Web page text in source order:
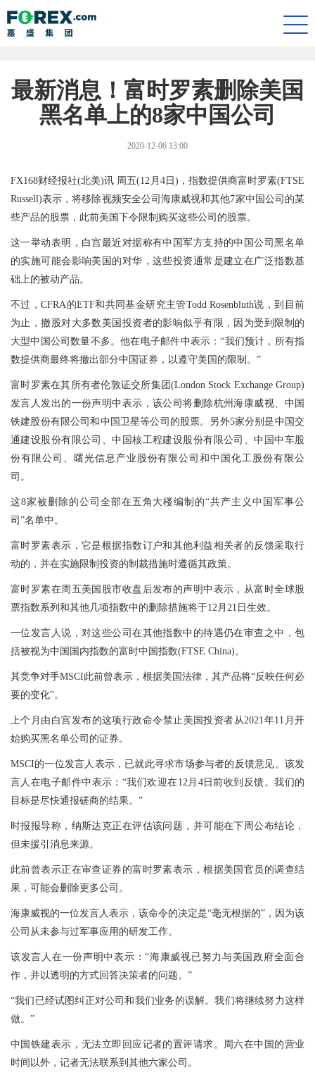
最新消息！富时罗素删除美国
黑名单上的8家中国公司
2020-12-06 13:00
FX168财经报社(北美)讯 周五(12月4日)，指数提供商富时罗素(FTSE
Russell)表示，将移除视频安全公司海康威视和其他7家中国公司的某
些产品的股票，此前美国下令限制购买这些公司的股票。
这一举动表明，白宫最近对据称有中国军方支持的中国公司黑名单
的实施可能会影响美国的对华，这些投资通常是建立在广泛指数基
础上的被动产品。
不过，CFRA的ETF和共同基金研究主管Todd Rosenbluth说，到目前
为止，撤股对大多数美国投资者的影响似乎有限，因为受到限制的
大型中国公司数量不多。他在电子邮件中表示：“我们预计，所有指
数提供商最终将撤出部分中国证券，以遵守美国的限制。”
富时罗素在其所有者伦敦证交所集团(London Stock Exchange Group)
发言人发出的一份声明中表示，该公司将删除杭州海康威视、中国
铁建股份有限公司和中国卫星等公司的股票。另外5家分别是中国交
通建设股份有限公司、中国核工程建设股份有限公司、中国中车股
份有限公司、曙光信息产业股份有限公司和中国化工股份有限公
司。
这8家被删除的公司全部在五角大楼编制的“共产主义中国军事公
司”名单中。
富时罗素表示，它是根据指数订户和其他利益相关者的反馈采取行
动的，并在实施限制投资的制裁措施时遵循其政策。
富时罗素在周五美国股市收盘后发布的声明中表示，从富时全球股
票指数系列和其他几项指数中的删除措施将于12月21日生效。
一位发言人说，对这些公司在其他指数中的待遇仍在审查之中，包
括被视为中国国内指数的富时中国指数(FTSE China)。
其竞争对手MSCI此前曾表示，根据美国法律，其产品将“反映任何必
要的变化”。
上个月由白宫发布的这项行政命令禁止美国投资者从2021年11月开
始购买黑名单公司的证券。
MSCI的一位发言人表示，已就此寻求市场参与者的反馈意见。该发
言人在电子邮件中表示：“我们欢迎在12月4日前收到反馈。我们的
目标是尽快通报磋商的结果。”
时报报导称，纳斯达克正在评估该问题，并可能在下周公布结论，
但未援引消息来源。
此前曾表示正在审查证券的富时罗素表示，根据美国官员的调查结
果，可能会删除更多公司。
海康威视的一位发言人表示，该命令的决定是“毫无根据的”，因为该
公司从未参与过军事应用的研发工作。
该发言人在一份声明中表示：“海康威视已努力与美国政府全面合
作，并以透明的方式回答决策者的问题。”
“我们已经试图纠正对公司和我们业务的误解。我们将继续努力这样
做。”
中国铁建表示，无法立即回应记者的置评请求。周六在中国的营业
时间以外，记者无法联系到其他六家公司。